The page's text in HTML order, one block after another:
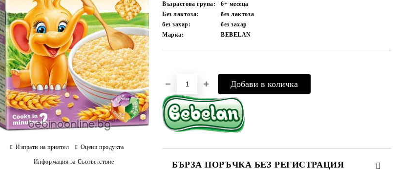
Възрастова група:
6+ месеца
Без лактоза:
без лактоза
без захар:
без захар
Марка:
BEBELAN
БЪРЗА ПОРЪЧКА БЕЗ РЕГИСТРАЦИЯ
Изпрати на приятел Оцени продукта
Информация за Съответствие